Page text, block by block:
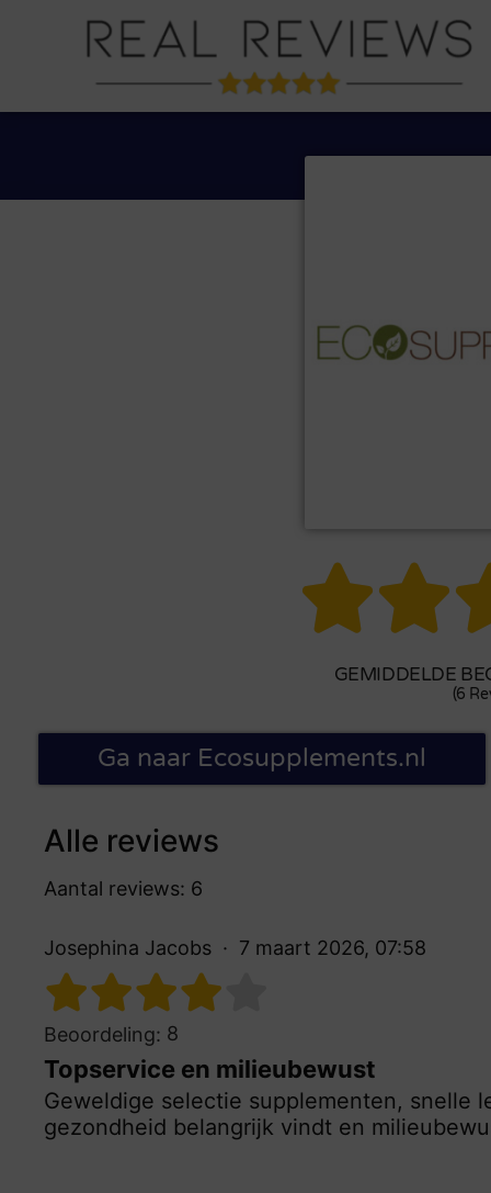

GEMIDDELDE
(6
Ga naar Ecosupplements.nl
Alle reviews
Aantal reviews: 6
Josephina Jacobs 7 maart 2026, 07:58
Beoordeling: 8
Topservice en milieubewust
Geweldige selectie supplementen, snelle
gezondheid belangrijk vindt en